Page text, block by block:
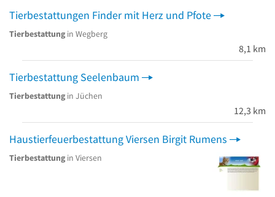
Tierbestattungen Finder mit Herz und Pfote
Tierbestattung in Wegberg
8,1 km
Tierbestattung Seelenbaum
Tierbestattung in Jüchen
12,3 km
Haustierfeuerbestattung Viersen Birgit Rumens
Tierbestattung in Viersen